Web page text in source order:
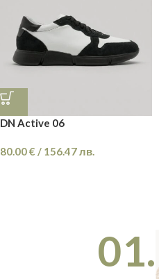
DN Active 06
80.00€ / 156.47лв.
01.